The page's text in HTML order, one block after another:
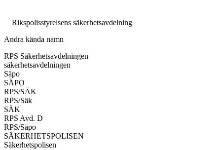
Rikspolisstyrelsens säkerhetsavdelning
Andra kända namn
RPS Säkerhetsavdelningen
säkerhetsavdelningen
Säpo
SÄPO
RPS/SÄK
RPS/Säk
SÄK
RPS Avd. D
RPS/Säpo
SÄKERHETSPOLISEN
Säkerhetspolisen